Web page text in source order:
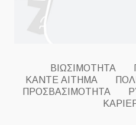
ΒΙΩΣΙΜΟΤΗΤΑ
ΚΑΝΤΕ ΑΙΤΗΜΑ
ΠΡΟΣΒΑΣΙΜΟΤΗΤΑ